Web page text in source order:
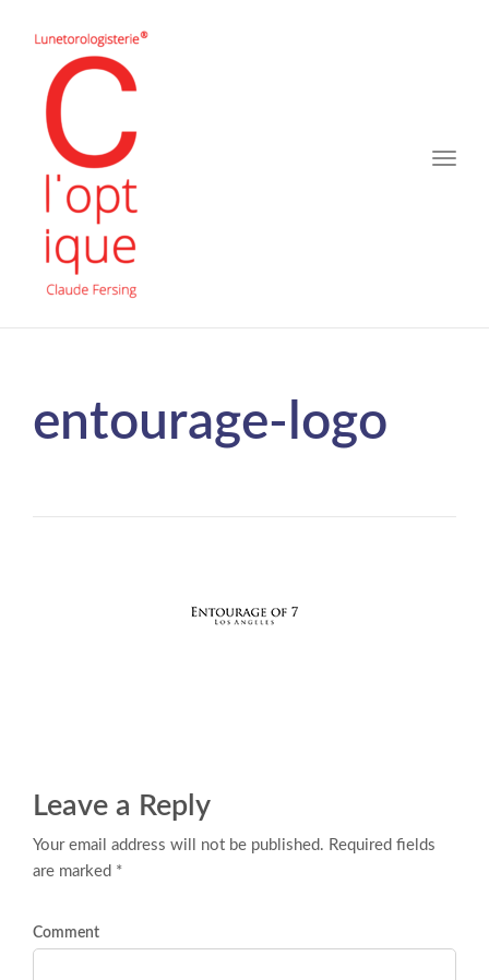
Toggle
entourage-logo
Leave a Reply
Your email address will not be published. Required fields
are marked *
Comment